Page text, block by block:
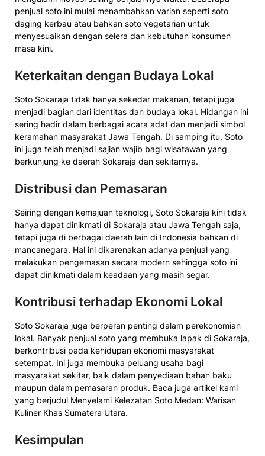
penjual soto ini mulai menambahkan varian seperti soto
daging kerbau atau bahkan soto vegetarian untuk
menyesuaikan dengan selera dan kebutuhan konsumen
masa kini.
Keterkaitan dengan Budaya Lokal
Soto Sokaraja tidak hanya sekedar makanan, tetapi juga
menjadi bagian dari identitas dan budaya lokal. Hidangan ini
sering hadir dalam berbagai acara adat dan menjadi simbol
keramahan masyarakat Jawa Tengah. Di samping itu, Soto
ini juga telah menjadi sajian wajib bagi wisatawan yang
berkunjung ke daerah Sokaraja dan sekitarnya.
Distribusi dan Pemasaran
Seiring dengan kemajuan teknologi, Soto Sokaraja kini tidak
hanya dapat dinikmati di Sokaraja atau Jawa Tengah saja,
tetapi juga di berbagai daerah lain di Indonesia bahkan di
mancanegara. Hal ini dikarenakan adanya penjual yang
melakukan pengemasan secara modern sehingga soto ini
dapat dinikmati dalam keadaan yang masih segar.
Kontribusi terhadap Ekonomi Lokal
Soto Sokaraja juga berperan penting dalam perekonomian
lokal. Banyak penjual soto yang membuka lapak di Sokaraja,
berkontribusi pada kehidupan ekonomi masyarakat
setempat. Ini juga membuka peluang usaha bagi
masyarakat sekitar, baik dalam penyediaan bahan baku
maupun dalam pemasaran produk. Baca juga artikel kami
yang berjudul Menyelami Kelezatan Soto Medan: Warisan
Kuliner Khas Sumatera Utara.
Kesimpulan